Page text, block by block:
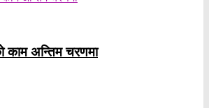
काम अन्तिम चरणमा